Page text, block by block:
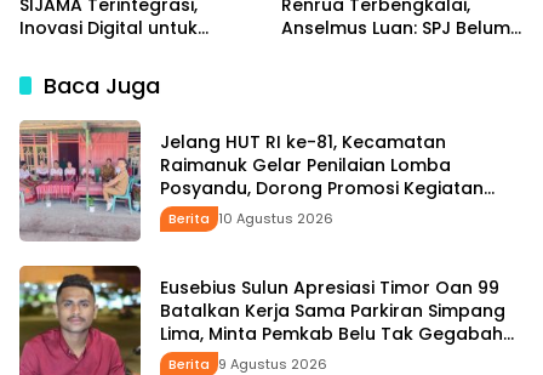
SIJAMA Terintegrasi,
Inovasi Digital untuk
Infrastruktur
Renrua Terbengkalai,
Anselmus Luan: SPJ Belum
Baca Juga
Jelang HUT RI ke-81, Kecamatan
Raimanuk Gelar Penilaian Lomba
Posyandu, Dorong Promosi Kegiatan
Kesehatan
Berita 10 Agustus 2026
Eusebius Sulun Apresiasi Timor Oan 99
Batalkan Kerja Sama Parkiran Simpang
Lima, Minta Pemkab Belu Tak Gegabah
Buat Kebijakan
Berita 9 Agustus 2026